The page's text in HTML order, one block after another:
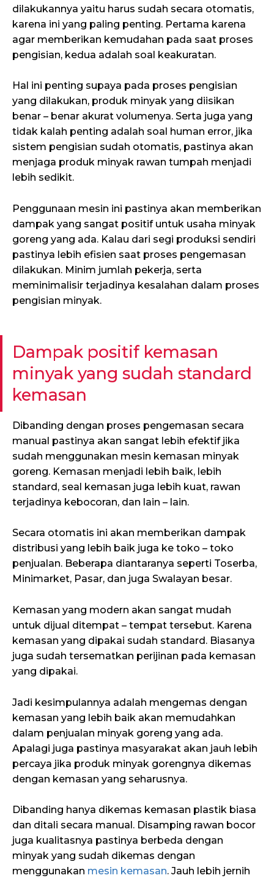
dilakukannya yaitu harus sudah secara otomatis,
karena ini yang paling penting. Pertama karena
agar memberikan kemudahan pada saat proses
pengisian, kedua adalah soal keakuratan.
Hal ini penting supaya pada proses pengisian
yang dilakukan, produk minyak yang diisikan
benar – benar akurat volumenya. Serta juga yang
tidak kalah penting adalah soal human error, jika
sistem pengisian sudah otomatis, pastinya akan
menjaga produk minyak rawan tumpah menjadi
lebih sedikit.
Penggunaan mesin ini pastinya akan memberikan
dampak yang sangat positif untuk usaha minyak
goreng yang ada. Kalau dari segi produksi sendiri
pastinya lebih efisien saat proses pengemasan
dilakukan. Minim jumlah pekerja, serta
meminimalisir terjadinya kesalahan dalam proses
pengisian minyak.
Dampak positif kemasan
minyak yang sudah standard
kemasan
Dibanding dengan proses pengemasan secara
manual pastinya akan sangat lebih efektif jika
sudah menggunakan mesin kemasan minyak
goreng. Kemasan menjadi lebih baik, lebih
standard, seal kemasan juga lebih kuat, rawan
terjadinya kebocoran, dan lain – lain.
Secara otomatis ini akan memberikan dampak
distribusi yang lebih baik juga ke toko – toko
penjualan. Beberapa diantaranya seperti Toserba,
Minimarket, Pasar, dan juga Swalayan besar.
Kemasan yang modern akan sangat mudah
untuk dijual ditempat – tempat tersebut. Karena
kemasan yang dipakai sudah standard. Biasanya
juga sudah tersematkan perijinan pada kemasan
yang dipakai.
Jadi kesimpulannya adalah mengemas dengan
kemasan yang lebih baik akan memudahkan
dalam penjualan minyak goreng yang ada.
Apalagi juga pastinya masyarakat akan jauh lebih
percaya jika produk minyak gorengnya dikemas
dengan kemasan yang seharusnya.
Dibanding hanya dikemas kemasan plastik biasa
dan ditali secara manual. Disamping rawan bocor
juga kualitasnya pastinya berbeda dengan
minyak yang sudah dikemas dengan
menggunakan mesin kemasan. Jauh lebih jernih